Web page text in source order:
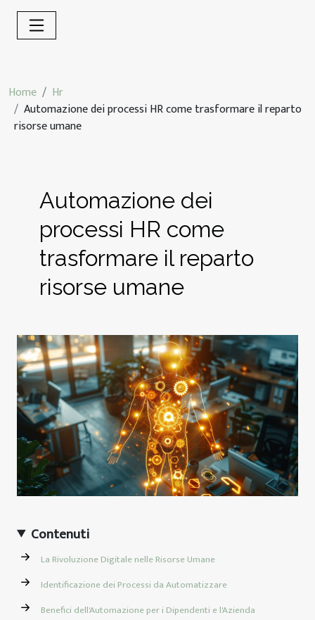
Home
Hr
Automazione dei processi HR come trasformare il reparto
risorse umane
Automazione dei
processi HR come
trasformare il reparto
risorse umane
Contenuti
La Rivoluzione Digitale nelle Risorse Umane
Identificazione dei Processi da Automatizzare
Benefici dell'Automazione per i Dipendenti e l'Azienda